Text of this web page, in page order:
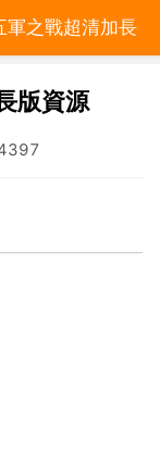
軍之戰超清加長
版資源